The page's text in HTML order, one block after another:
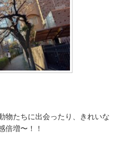
物たちに出会ったり、きれいな
倍増〜！！